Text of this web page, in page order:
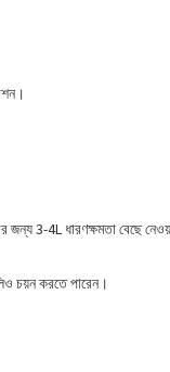
জন্য 3-4L ধারণক্ষমতা বেছে
চয়ন করতে পারেন।